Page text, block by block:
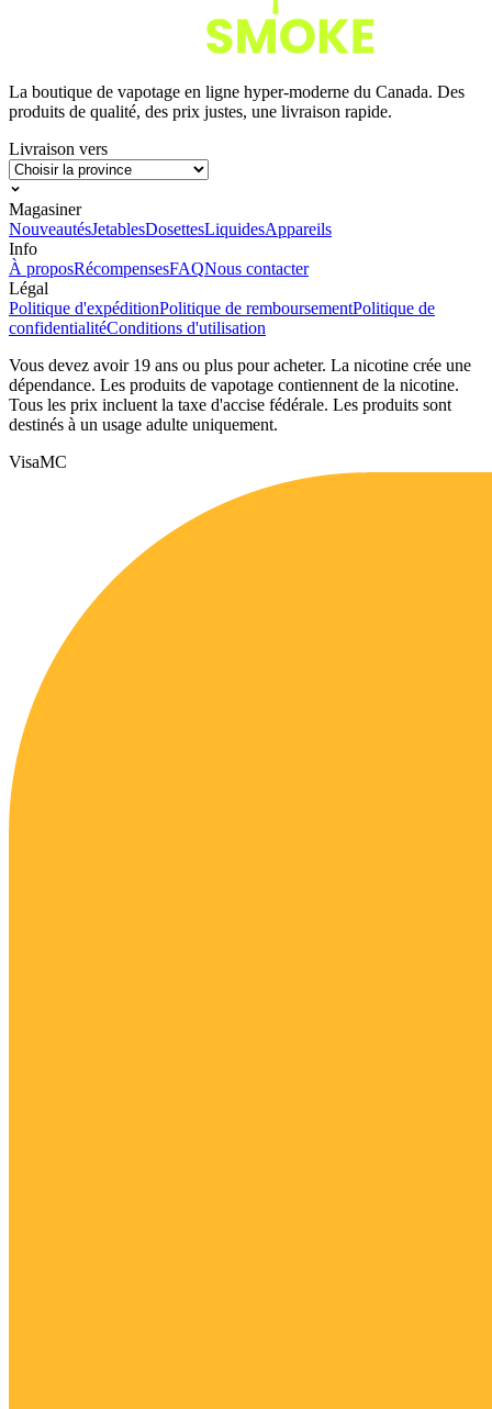
La boutique de vapotage en ligne hyper-moderne du Canada. Des
produits de qualité, des prix justes, une livraison rapide.
Livraison vers
Magasiner
NouveautésJetablesDosettesLiquidesAppareils
Info
À proposRécompensesFAQNous contacter
Légal
Politique d'expéditionPolitique de remboursementPolitique de
confidentialitéConditions d'utilisation
Vous devez avoir 19 ans ou plus pour acheter. La nicotine crée une
dépendance. Les produits de vapotage contiennent de la nicotine.
Tous les prix incluent la taxe d'accise fédérale. Les produits sont
destinés à un usage adulte uniquement.
VisaMC